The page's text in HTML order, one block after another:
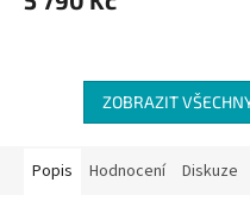
ZOBRAZIT
Popis Hodnocení Diskuze